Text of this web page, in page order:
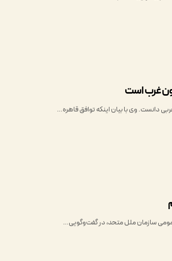
غرب است
دانست. وی با بیان اینکه توافق قاهره…
سازمان ملل متحد، در گفت‌وگویی…